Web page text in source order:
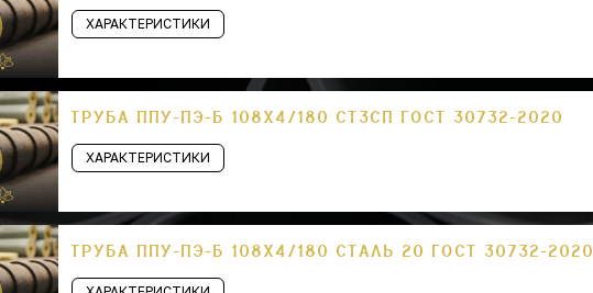
ХАРАКТЕРИСТИКИ
ТРУБА ППУ-ПЭ-Б 108Х4/180 СТ3СП ГОСТ 30732-2020
ХАРАКТЕРИСТИКИ
ТРУБА ППУ-ПЭ-Б 108Х4/180 СТАЛЬ 20 ГОСТ 30732-2020